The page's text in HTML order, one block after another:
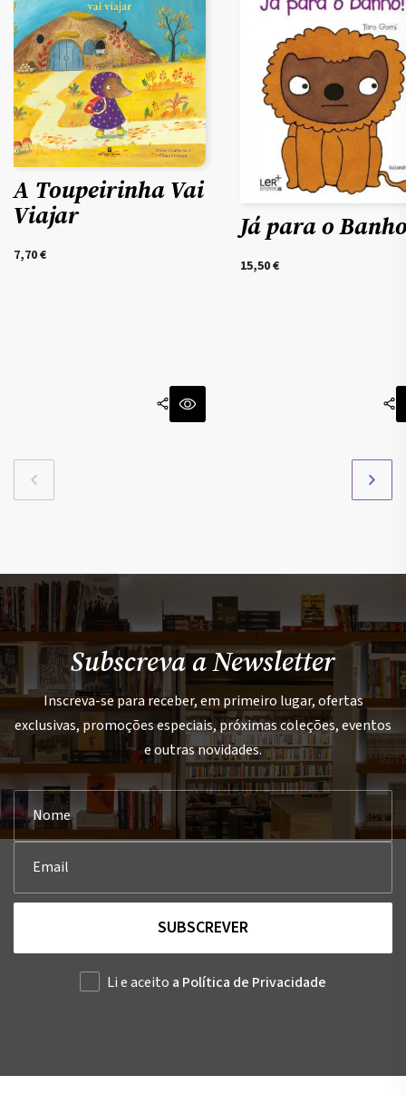
A Toupeirinha Vai
Viajar
7,70€
Já para o
15,50€
Subscreva a Newsletter
Inscreva-se para receber, em primeiro lugar, ofertas
exclusivas, promoções especiais, próximas coleções, eventos
e outras novidades.
SUBSCREVER
Li e aceito a Política de Privacidade